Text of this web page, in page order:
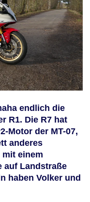
endlich die
R1. Die R7 hat
Motor der MT-07,
anderes
einem
auf Landstraße
haben Volker und